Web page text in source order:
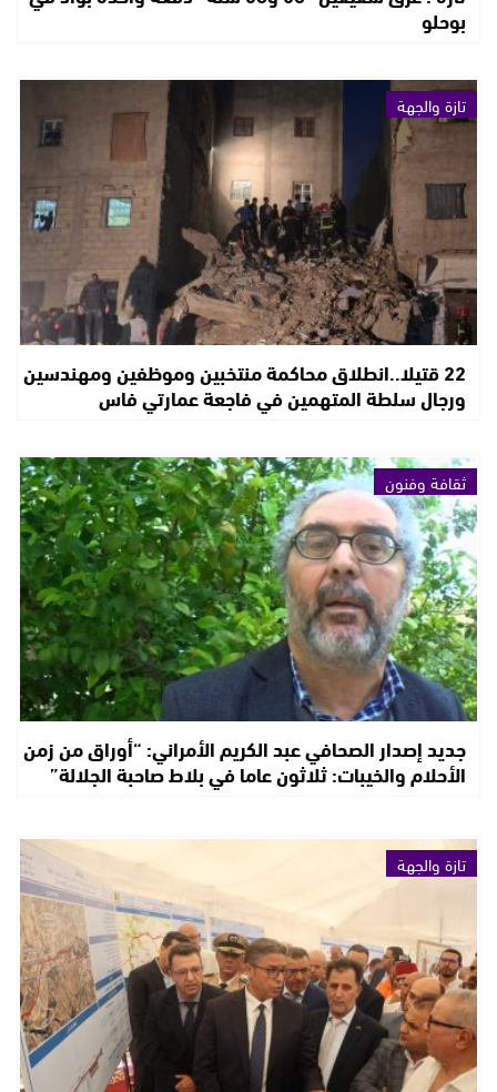
بوحلو
تازة والجهة
22 قتيلا..انطلاق محاكمة منتخبين وموظفين ومهندسين
ورجال سلطة المتهمين في فاجعة عمارتي فاس
ثقافة وفنون
جديد إصدار الصحافي عبد الكريم الأمراني: “أوراق من زمن
الأحلام والخيبات: ثلاثون عاما في بلاط صاحبة الجلالة”
تازة والجهة